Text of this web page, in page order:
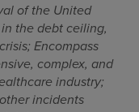
ofthe United
the debt ceiling,
Encompass
complex, and
industry;
incidents